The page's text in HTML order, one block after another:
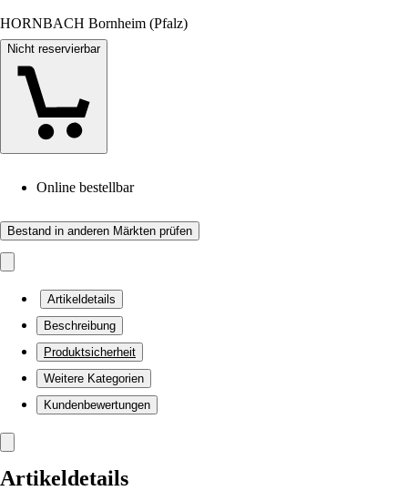
HORNBACH Bornheim (Pfalz)
Nicht reservierbar
Online bestellbar
Bestand in anderen Märkten prüfen
Artikeldetails
Beschreibung
Produktsicherheit
Weitere Kategorien
Kundenbewertungen
Artikeldetails